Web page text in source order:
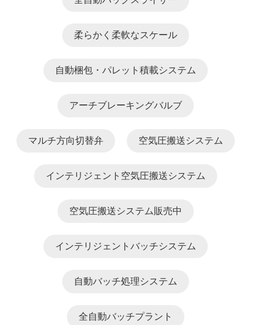
柔らかく柔軟なスケール
自動梱包・パレット積載システム
アーチブレ​​ーキングバルブ
マルチ方向切替弁 空気圧搬送システム
インテリジェント空気圧搬送システム
空気圧搬送システム販売中
インテリジェントバッチシステム
自動バッチ処理システム
全自動バッチプラント